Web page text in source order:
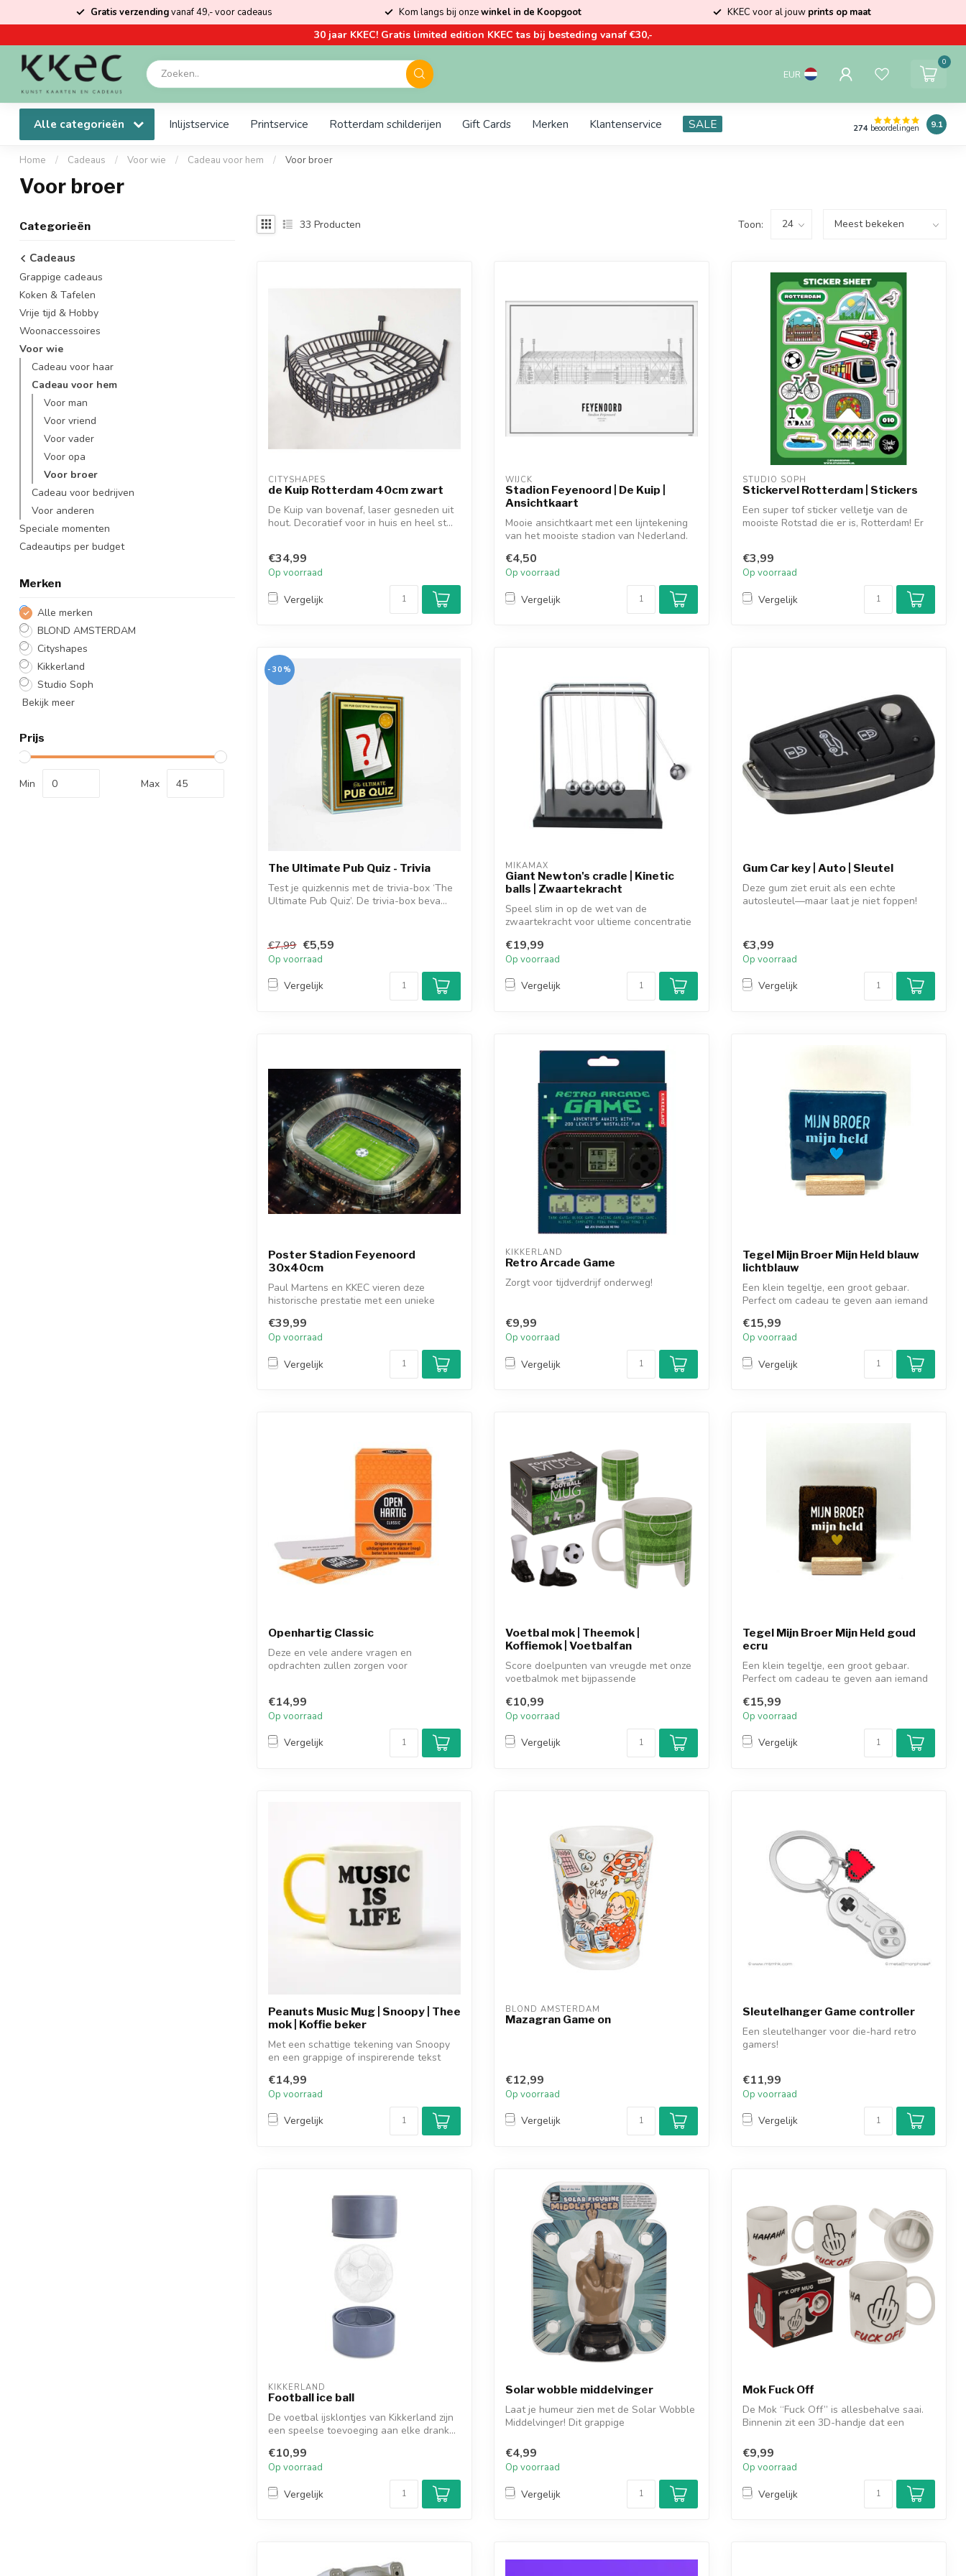
Gratis verzendingvanaf 49,- voor cadeaus Kom langs bij onzewinkel in de Koopgoot KKEC voor al jouw prints op maat
30 jaar KKEC! Gratis limited edition KKEC tas bij besteding vanaf €30,-
EUR
0
Alle categorieën Inlijstservice Printservice Rotterdam schilderijen Gift Cards Merken Klantenservice SALE 274 beoordelingen 9.1
Home / Cadeaus / Voor wie / Cadeau voor hem / Voor broer
Voor broer
Categorieën
Cadeaus
Grappige cadeaus
Koken & Tafelen
Vrije tijd & Hobby
Woonaccessoires
Voor wie
Cadeau voor haar
Cadeau voor hem
Voor man
Voor vriend
Voor vader
Voor opa
Voor broer
Cadeau voor bedrijven
Voor anderen
Speciale momenten
Cadeautips per budget
Merken
Alle merken
BLOND AMSTERDAM
Cityshapes
Kikkerland
Studio Soph
Bekijk meer
Prijs
Min Max
33 Producten Toon:
CITYSHAPES
de Kuip Rotterdam 40cm zwart
De Kuip van bovenaf, laser gesneden uit
hout. Decoratief voor in huis en heel st...
€34,99
Op voorraad
Vergelijk
WIJCK
Stadion Feyenoord | De Kuip |
Ansichtkaart
Mooie ansichtkaart met een lijntekening
van het mooiste stadion van Nederland.
€4,50
Op voorraad
Vergelijk
STUDIO SOPH
Stickervel Rotterdam | Stickers
Een super tof sticker velletje van de
mooiste Rotstad die er is, Rotterdam! Er
€3,99
Op voorraad
Vergelijk
-30%
The Ultimate Pub Quiz - Trivia
Test je quizkennis met de trivia-box ‘The
Ultimate Pub Quiz’. De trivia-box beva...
€7,99 €5,59
Op voorraad
Vergelijk
MIKAMAX
Giant Newton's cradle | Kinetic
balls | Zwaartekracht
Speel slim in op de wet van de
zwaartekracht voor ultieme concentratie
€19,99
Op voorraad
Vergelijk
Gum Car key | Auto | Sleutel
Deze gum ziet eruit als een echte
autosleutel—maar laat je niet foppen!
€3,99
Op voorraad
Vergelijk
Poster Stadion Feyenoord
30x40cm
Paul Martens en KKEC vieren deze
historische prestatie met een unieke
€39,99
Op voorraad
Vergelijk
KIKKERLAND
Retro Arcade Game
Zorgt voor tijdverdrijf onderweg!
€9,99
Op voorraad
Vergelijk
Tegel Mijn Broer Mijn Held blauw
lichtblauw
Een klein tegeltje, een groot gebaar.
Perfect om cadeau te geven aan iemand
€15,99
Op voorraad
Vergelijk
Openhartig Classic
Deze en vele andere vragen en
opdrachten zullen zorgen voor
€14,99
Op voorraad
Vergelijk
Voetbal mok | Theemok |
Koffiemok | Voetbalfan
Score doelpunten van vreugde met onze
voetbalmok met bijpassende
€10,99
Op voorraad
Vergelijk
Tegel Mijn Broer Mijn Held goud
ecru
Een klein tegeltje, een groot gebaar.
Perfect om cadeau te geven aan iemand
€15,99
Op voorraad
Vergelijk
Peanuts Music Mug | Snoopy | Thee
mok | Koffie beker
Met een schattige tekening van Snoopy
en een grappige of inspirerende tekst
€14,99
Op voorraad
Vergelijk
BLOND AMSTERDAM
Mazagran Game on
€12,99
Op voorraad
Vergelijk
Sleutelhanger Game controller
Een sleutelhanger voor die-hard retro
gamers!
€11,99
Op voorraad
Vergelijk
KIKKERLAND
Football ice ball
De voetbal ijsklontjes van Kikkerland zijn
een speelse toevoeging aan elke drank...
€10,99
Op voorraad
Vergelijk
Solar wobble middelvinger
Laat je humeur zien met de Solar Wobble
Middelvinger! Dit grappige
€4,99
Op voorraad
Vergelijk
Mok Fuck Off
De Mok “Fuck Off” is allesbehalve saai.
Binnenin zit een 3D-handje dat een
€9,99
Op voorraad
Vergelijk